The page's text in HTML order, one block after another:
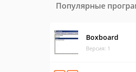
Популярные
Boxboard
Версия: 1